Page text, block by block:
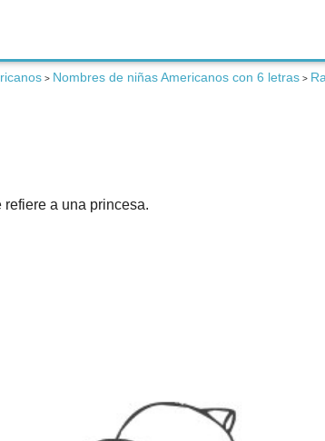
> Nombres de niñas Americanos con 6 letras >
a una princesa.